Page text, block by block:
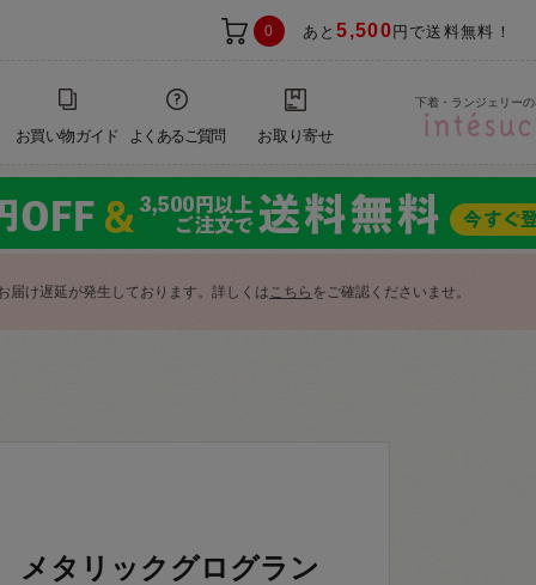
0 あと5,500 円で送料無料！
お買い物ガイド よくあるご質問 お取り寄せ
下着・ランジェリー
届け遅延が発生しております。詳しくはこちら をご確認くださいませ。
メタリックグログラン